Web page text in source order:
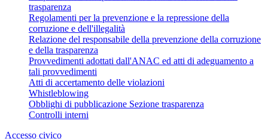
trasparenza
Regolamenti per la prevenzione e la repressione della
corruzione e dell'illegalità
Relazione del responsabile della prevenzione della corruzione
e della trasparenza
Provvedimenti adottati dall'ANAC ed atti di adeguamento a
tali provvedimenti
Atti di accertamento delle violazioni
Whistleblowing
Obblighi di pubblicazione Sezione trasparenza
Controlli interni
Accesso civico